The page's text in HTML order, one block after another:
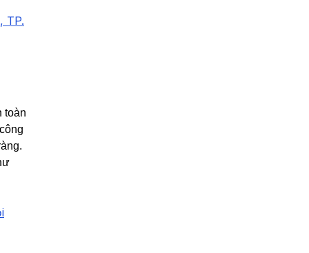
TP.
toàn